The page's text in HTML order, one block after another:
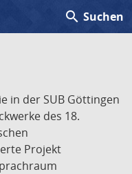
search Suchen
in der SUB Göttingen
des 18.
Projekt